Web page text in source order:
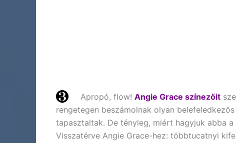
Apropó, flow! Angie Grace színezőit
rengetegen beszámolnak olyan
tapasztaltak. De tényleg, miért hagyjuk abba
Visszatérve Angie Grace-hez: többtucatnyi